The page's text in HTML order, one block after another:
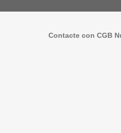
Contacte con CGB